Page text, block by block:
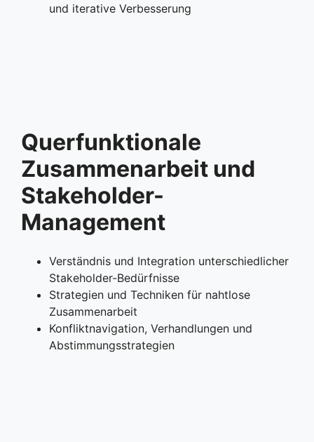
und iterative Verbesserung
Querfunktionale
Zusammenarbeit und
Stakeholder-
Management
Verständnis und Integration unterschiedlicher
Stakeholder-Bedürfnisse
Strategien und Techniken für nahtlose
Zusammenarbeit
Konfliktnavigation, Verhandlungen und
Abstimmungsstrategien